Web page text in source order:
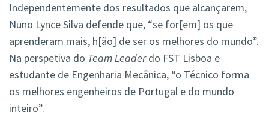
Independentemente dos resultados que alcançarem,
Nuno Lynce Silva defende que, “se for[em] os que
aprenderam mais, h[ão] de ser os melhores do mundo”.
Na perspetiva do Team Leaderdo FST Lisboa e
estudante de Engenharia Mecânica, “o Técnico forma
os melhores engenheiros de Portugal e do mundo
inteiro”.